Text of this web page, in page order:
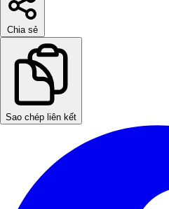
Chia sẻ
Sao chép liên kết